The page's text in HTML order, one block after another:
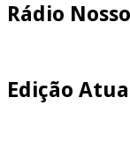
Rádio
Edição